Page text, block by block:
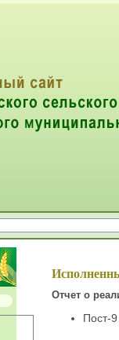
Отчет о
Пост-